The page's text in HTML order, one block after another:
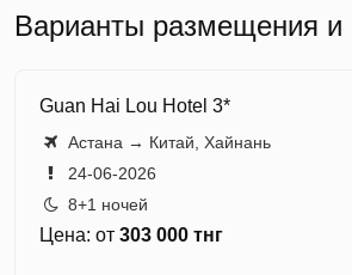
Варианты размещения и
Guan Hai Lou Hotel 3*
Астана → Китай, Хайнань
24-06-2026
8+1 ночей
Цена: от 303 000 тнг